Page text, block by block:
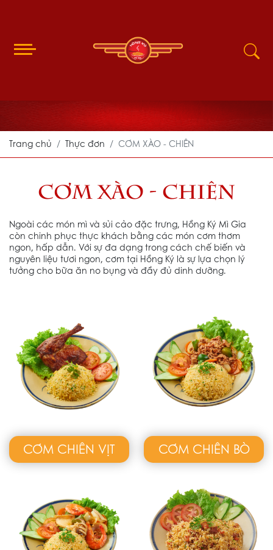
Trang chủ Thực đơn CƠM XÀO - CHIÊN
CƠM XÀO - CHIÊN
Ngoài các món mì và sủi cảo đặc trưng, Hồng Ký Mì Gia
còn chinh phục thực khách bằng các món cơm thơm
ngon, hấp dẫn. Với sự đa dạng trong cách chế biến và
nguyên liệu tươi ngon, cơm tại Hồng Ký là sự lựa chọn lý
tưởng cho bữa ăn no bụng và đầy đủ dinh dưỡng.
CƠM CHIÊN VỊT CƠM CHIÊN BÒ